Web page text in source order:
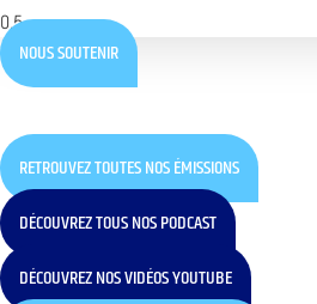
NOUS SOUTENIR
RETROUVEZ TOUTES NOS ÉMISSIONS
DÉCOUVREZ TOUS NOS PODCAST
DÉCOUVREZ NOS VIDÉOS YOUTUBE